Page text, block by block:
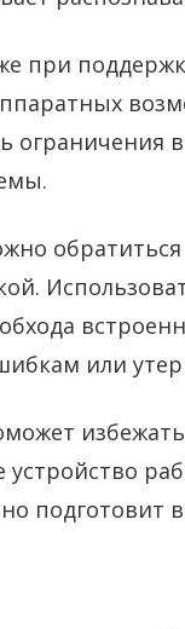
при
ограничения
или